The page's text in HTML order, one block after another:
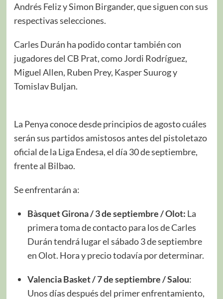
Andrés Feliz y Simon Birgander, que siguen con sus
respectivas selecciones.
Carles Durán ha podido contar también con
jugadores del CB Prat, como Jordi Rodríguez,
Miguel Allen, Ruben Prey, Kasper Suurog y
Tomislav Buljan.
La Penya conoce desde principios de agosto cuáles
serán sus partidos amistosos antes del pistoletazo
oficial de la Liga Endesa, el día 30 de septiembre,
frente al Bilbao.
Se enfrentarán a:
Bàsquet Girona / 3 de septiembre / Olot: La
primera toma de contacto para los de Carles
Durán tendrá lugar el sábado 3 de septiembre
en Olot. Hora y precio todavía por determinar.
Valencia Basket / 7 de septiembre / Salou:
Unos días después del primer enfrentamiento,